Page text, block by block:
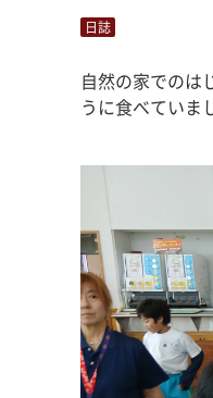
日誌
自然の家でのは
うに食べていま